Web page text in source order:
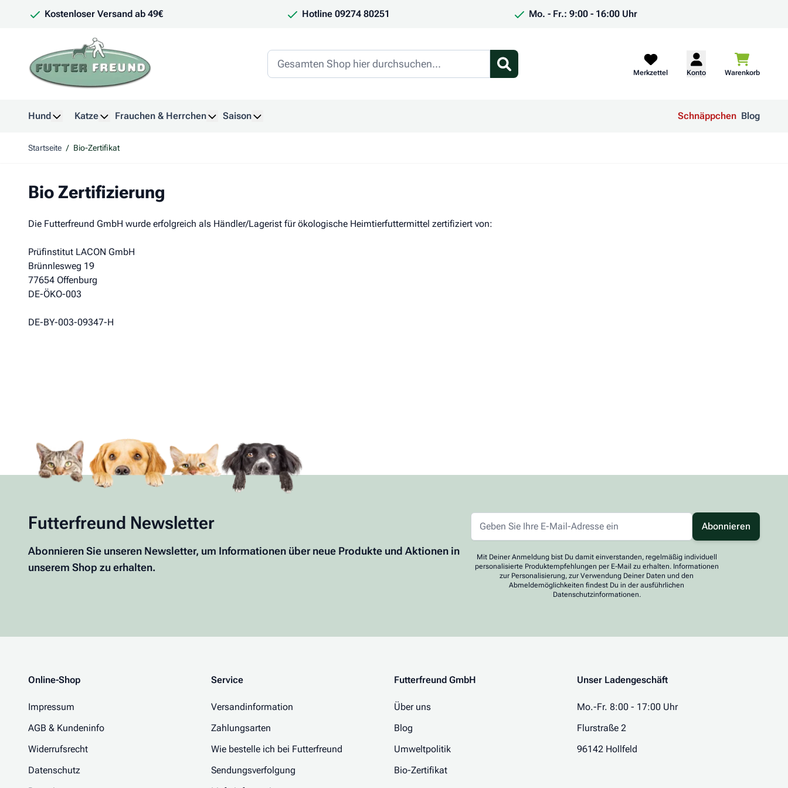
Kostenloser Versand ab 49€ Hotline 09274 80251 Mo. - Fr.: 9:00 - 16:00 Uhr
Merkzettel Konto Warenkorb
Hund
Katze
Frauchen & Herrchen
Saison
Schnäppchen Blog
Startseite / Bio-Zertifikat
Bio Zertifizierung
Die Futterfreund GmbH wurde erfolgreich als Händler/Lagerist für ökologische Heimtierfuttermittel zertifiziert von:
Prüfinstitut LACON GmbH
Brünnlesweg 19
77654 Offenburg
DE-ÖKO-003
DE-BY-003-09347-H
Futterfreund Newsletter
Abonnieren Sie unseren Newsletter, um Informationen über neue Produkte und Aktionen in
unserem Shop zu erhalten.
Abonnieren
Mit Deiner Anmeldung bist Du damit einverstanden, regelmäßig individuell
personalisierte Produktempfehlungen per E-Mail zu erhalten. Informationen
zur Personalisierung, zur Verwendung Deiner Daten und den
Abmeldemöglichkeiten findest Du in der ausführlichen
Datenschutzinformationen.
Online-Shop
Impressum
AGB & Kundeninfo
Widerrufsrecht
Datenschutz
Service
Versandinformation
Zahlungsarten
Wie bestelle ich bei Futterfreund
Sendungsverfolgung
Futterfreund GmbH
Über uns
Blog
Umweltpolitik
Bio-Zertifikat
Unser Ladengeschäft
Mo.-Fr. 8:00 - 17:00 Uhr
Flurstraße 2
96142 Hollfeld